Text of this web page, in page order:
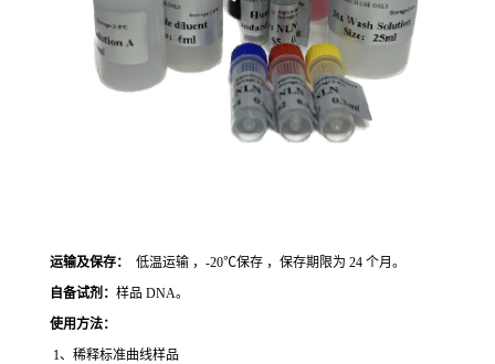
运输及保存：
低温运输 ，-20℃保存 ，保存期限为 24 个月。
自备试剂： 样品 DNA。
使用方法：
1、稀释标准曲线样品